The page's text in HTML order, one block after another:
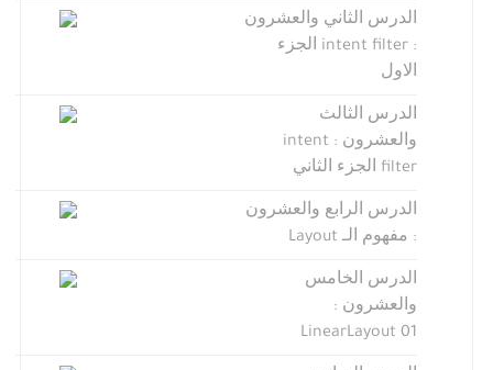
الدرس الثاني والعشرون
: intent filter الجزء
الاول
الدرس الثالث
والعشرون : intent
filter الجزء الثاني
الدرس الرابع والعشرون
: مفهوم الـ Layout
الدرس الخامس
والعشرون :
LinearLayout 01